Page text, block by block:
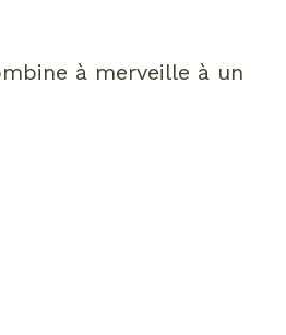
à merveille à un